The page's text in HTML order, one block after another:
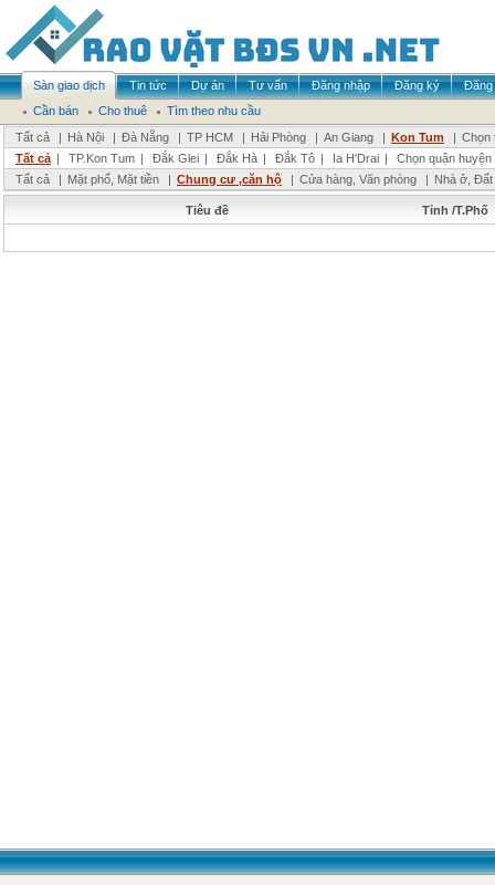
Sàn giao dịch Tin tức Dự án Tư vấn Đăng nhập Đăng ký
Đăng
Cần bán
Cho thuê
Tìm theo nhu cầu
Tất cả
| Hà Nội | Đà Nẵng | TP HCM | Hải Phòng | An Giang | Kon Tum | Chọn
Tất cả | TP.Kon Tum | Đắk Glei | Đắk Hà | Đắk Tô | Ia H'Drai |
Chọn quận huyện
Tất cả
| Mặt phố, Mặt tiền | Chung cư ,căn hộ | Cửa hàng, Văn phòng | Nhà ở,
Tiêu đề Tỉnh /T.Phố